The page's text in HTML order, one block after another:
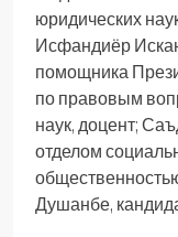
юридических
Исфандиёр
помощника
по правовым
наук, доцент;
отделом
Душанбе,